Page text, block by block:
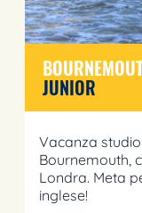
JUNIOR
Vacanza
Bournemouth,
Londra. Meta
inglese!